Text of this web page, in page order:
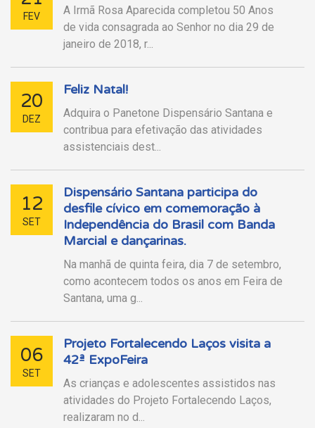
FEV
A Irmã Rosa Aparecida completou 50 Anos
de vida consagrada ao Senhor no dia 29 de
janeiro de 2018, r...
20
DEZ
Feliz Natal!
Adquira o Panetone Dispensário Santana e
contribua para efetivação das atividades
assistenciais dest...
12
SET
Dispensário Santana participa do
desfile cívico em comemoração à
Independência do Brasil com Banda
Marcial e dançarinas.
Na manhã de quinta feira, dia 7 de setembro,
como acontecem todos os anos em Feira de
Santana, uma g...
06
SET
Projeto Fortalecendo Laços visita a
42ª ExpoFeira
As crianças e adolescentes assistidos nas
atividades do Projeto Fortalecendo Laços,
realizaram no d...